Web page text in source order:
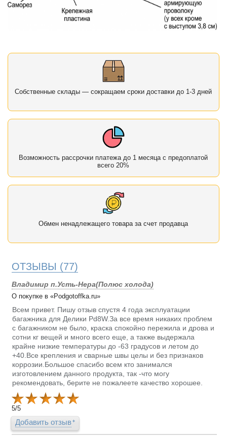
Собственные склады — сокращаем сроки доставки до 1-3 дней
Возможность рассрочки платежа до 1 месяца с предоплатой
всего 20%
Обмен ненадлежащего товара за счет продавца
ОТЗЫВЫ (77)
Владимир п.Усть-Нера(Полюс холода)
О покупке в «Podgotoffka.ru»
Всем привет. Пишу отзыв спустя 4 года эксплуатации
багажника для Делики Pd8W.За все время никаких проблем
с багажником не было, краска спокойно пережила и дрова и
сотни кг вещей и много всего еще, а также выдержала
крайне низкие температуры до -63 градусов и летом до
+40.Все крепления и сварные швы целы и без признаков
коррозии.Большое спасибо всем кто занимался
изготовлением данного продукта, так -что могу
рекомендовать, берите не пожалеете качество хорошее.
5/5
Добавить отзыв